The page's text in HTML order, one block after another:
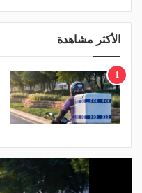
الأكثر مشاهدة
1